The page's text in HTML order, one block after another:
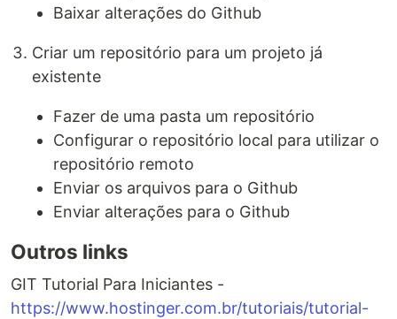
Baixar alterações do Github
Criar um repositório para um projeto já
existente
Fazer de uma pasta um repositório
Configurar o repositório local para utilizar o
repositório remoto
Enviar os arquivos para o Github
Enviar alterações para o Github
Outros links
GIT Tutorial Para Iniciantes -
https://www.hostinger.com.br/tutoriais/tutorial-